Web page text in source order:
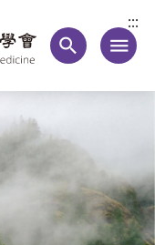
:::
search menu